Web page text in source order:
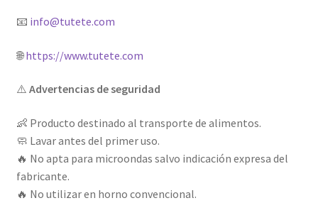
📧 info@tutete.com
🌐https://www.tutete.com
⚠️ Advertencias de seguridad
👶 Producto destinado al transporte de alimentos.
🧼 Lavar antes del primer uso.
🔥 No apta para microondas salvo indicación expresa del
fabricante.
🔥 No utilizar en horno convencional.